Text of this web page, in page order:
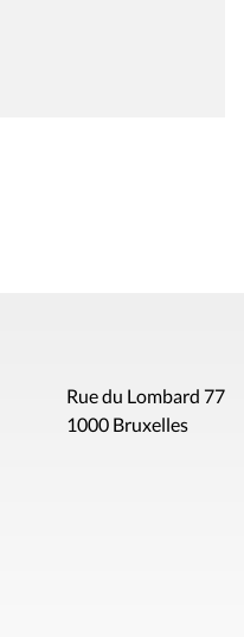
Rue du Lombard 77
1000 Bruxelles